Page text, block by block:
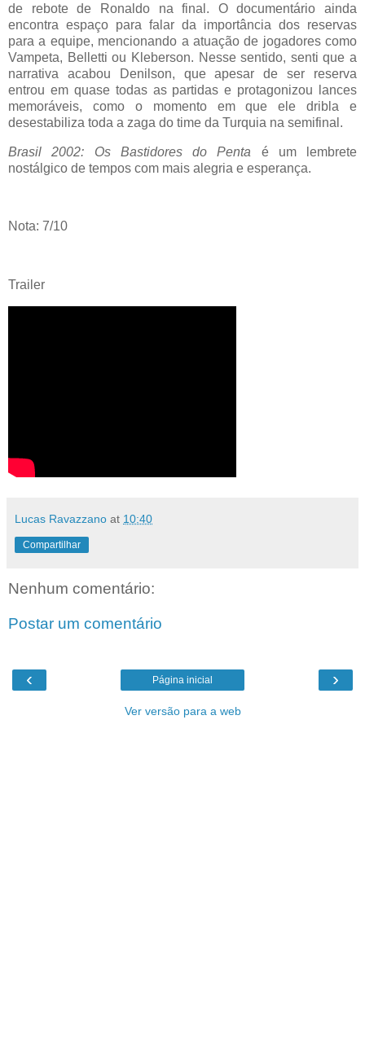
de rebote de Ronaldo na final. O documentário ainda
encontra espaço para falar da importância dos reservas
para a equipe, mencionando a atuação de jogadores como
Vampeta, Belletti ou Kleberson. Nesse sentido, senti que a
narrativa acabou Denilson, que apesar de ser reserva
entrou em quase todas as partidas e protagonizou lances
memoráveis, como o momento em que ele dribla e
desestabiliza toda a zaga do time da Turquia na semifinal.
Brasil 2002: Os Bastidores do Penta é um lembrete
nostálgico de tempos com mais alegria e esperança.
Nota: 7/10
Trailer
Lucas Ravazzano at 10:40
Compartilhar
Nenhum comentário:
Postar um comentário
‹ ›
Página inicial
Ver versão para a web